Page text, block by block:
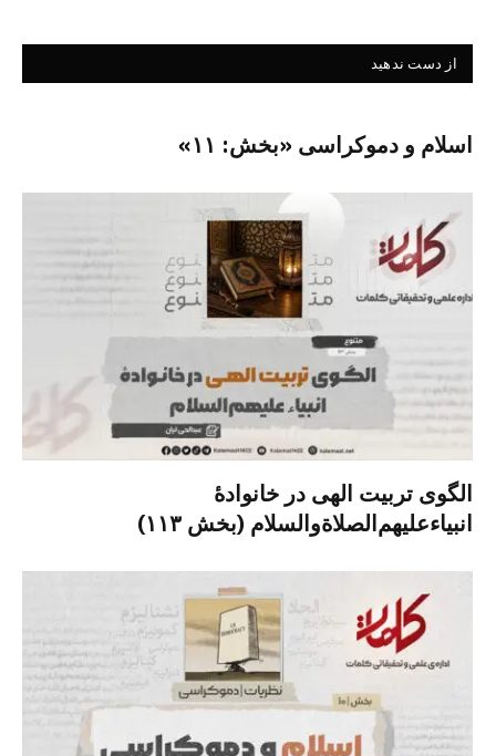
از دست ندهید
اسلام و دموکراسی «بخش: ۱۱»
الگوی تربیت الهی در خانوادۀ
انبیاءعلیهم‌الصلاةو‌السلام (بخش ۱۱۳)